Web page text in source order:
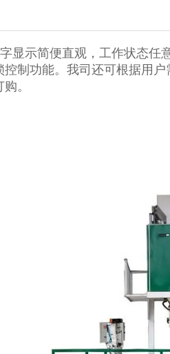
显示简便直观，工作状态任
制功能。我司还可根据用
。